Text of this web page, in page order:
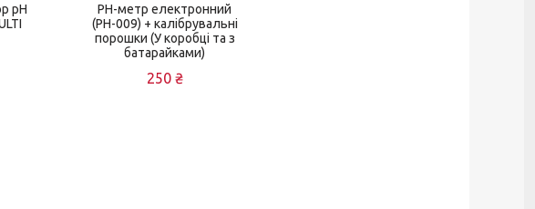
pH
PH-метр електронний
(PH-009) + калібрувальні
порошки (У коробці та з
батарайками)
250 ₴